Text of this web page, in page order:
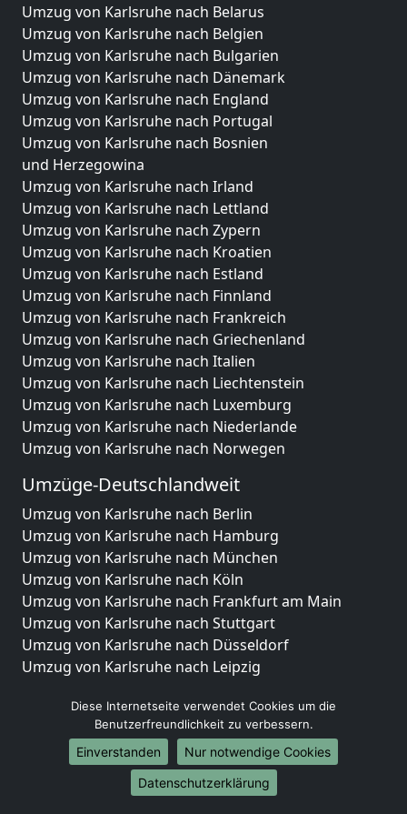
Umzug von Karlsruhe nach Belarus
Umzug von Karlsruhe nach Belgien
Umzug von Karlsruhe nach Bulgarien
Umzug von Karlsruhe nach Dänemark
Umzug von Karlsruhe nach England
Umzug von Karlsruhe nach Portugal
Umzug von Karlsruhe nach Bosnien
und Herzegowina
Umzug von Karlsruhe nach Irland
Umzug von Karlsruhe nach Lettland
Umzug von Karlsruhe nach Zypern
Umzug von Karlsruhe nach Kroatien
Umzug von Karlsruhe nach Estland
Umzug von Karlsruhe nach Finnland
Umzug von Karlsruhe nach Frankreich
Umzug von Karlsruhe nach Griechenland
Umzug von Karlsruhe nach Italien
Umzug von Karlsruhe nach Liechtenstein
Umzug von Karlsruhe nach Luxemburg
Umzug von Karlsruhe nach Niederlande
Umzug von Karlsruhe nach Norwegen
Umzüge-Deutschlandweit
Umzug von Karlsruhe nach Berlin
Umzug von Karlsruhe nach Hamburg
Umzug von Karlsruhe nach München
Umzug von Karlsruhe nach Köln
Umzug von Karlsruhe nach Frankfurt am Main
Umzug von Karlsruhe nach Stuttgart
Umzug von Karlsruhe nach Düsseldorf
Umzug von Karlsruhe nach Leipzig
Umzug von Karlsruhe nach Essen
Umzug von Karlsruhe nach Bremen
Umzug von Karlsruhe nach Dresden
Umzug von Karlsruhe nach Hannover
Umzug von Karlsruhe nach Nürnberg
Diese Internetseite verwendet Cookies um die
Benutzerfreundlichkeit zu verbessern.
Einverstanden
Nur notwendige Cookies
Datenschutzerklärung